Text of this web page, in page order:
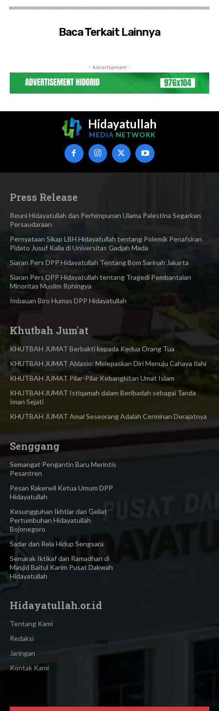
Baca Terkait Lainnya
- Advertisement -
Hidayatullah
MEDIA NETWORK
Press Release
Reuni Hidayatullah dan Perhimpunan Ulama Palestina Segarkan
Persaudaraan
Pernyataan Sikap LBH Hidayatullah tentang Polemik Penafsiran
Pidato Jusuf Kalla di Universitas Gadjah Mada
Siaran Pers DPP Hidayatullah Tentang Bom Sarinah Jakarta
Siaran Pers DPP Hidayatullah​ tentang Tragedi Pembantaian
Minoritas Muslim Rohingya
Imbauan Biro Humas DPP Hidayatullah
Khutbah Jum'at
KHUTBAH JUMAT Berbakti kepada Kedua Orang Tua
KHUTBAH JUMAT Ablasio: Melepaskan Diri Menuju Cahaya Ilahi
KHUTBAH JUMAT Pilar-Pilar Kebangkitan Umat Islam
KHUTBAH JUMAT Istiqamah dalam Beribadah sebagai Tanda
Iman Sejati
KHUTBAH JUMAT Amal Seseorang Adalah Cerminan Derajatnya
Senggang
Semangat Pengantin Baru Merintis
Pesantren
Pesan Rakerwil Ketua Umum DPP
Hidayatullah
Kesungguhan Ikhtiar dan Geliat
Pertumbuhan Hidayatullah
Bojonegoro
Sadar dan Rela Hidup Sengsara
Semarak Iktikaf dan Ramadhan di
Masjid Baitul Karim Pusat Dakwah
Hidayatullah
Hidayatullah.or.id
Tentang Kami
Redaksi
Jaringan
Kontak Kami